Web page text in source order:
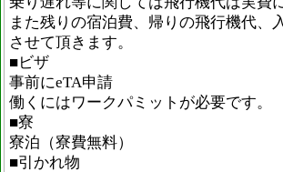
また残りの宿泊費、帰りの飛行機代、
させて頂きます。
■ビザ
事前にeTA申請
働くにはワークパミットが必要です。
■寮
寮泊（寮費無料）
■引かれ物